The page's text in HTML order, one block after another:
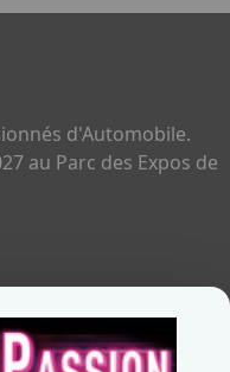
d'Automobile.
au Parc des Expos de